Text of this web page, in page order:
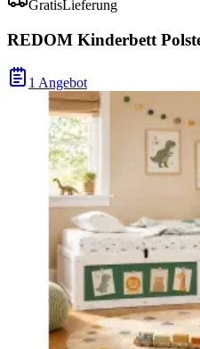
GratisLieferung
REDOM Kinderbett
1 Angebot